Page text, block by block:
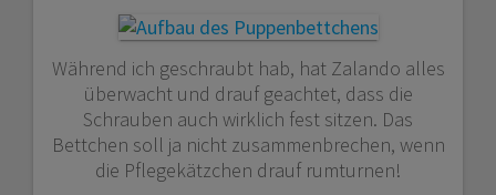
Während ich geschraubt hab, hat Zalando alles
überwacht und drauf geachtet, dass die
Schrauben auch wirklich fest sitzen. Das
Bettchen soll ja nicht zusammenbrechen, wenn
die Pflegekätzchen drauf rumturnen!